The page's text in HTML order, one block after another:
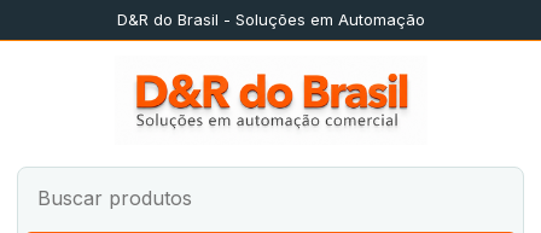
D&R do Brasil - Soluções em Automação